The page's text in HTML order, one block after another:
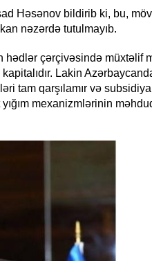
Həsənov bildirib ki, bu,
nəzərdə tutulmayıb.
hədlər çərçivəsində müxtəlif
Lakin
tam qarşılamır və
mexanizmlərinin